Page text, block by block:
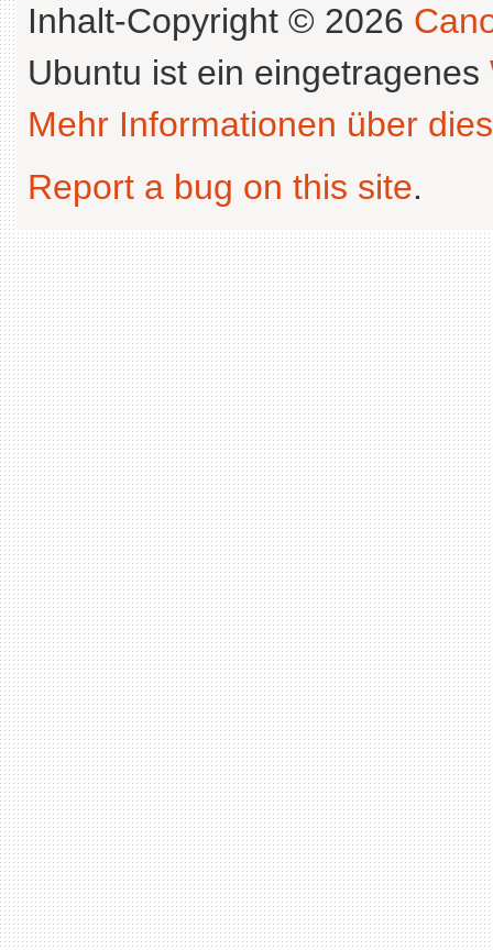
Inhalt-Copyright © 2026
Ubuntu ist ein eingetragenes
Mehr Informationen über
Report a bug on this site.